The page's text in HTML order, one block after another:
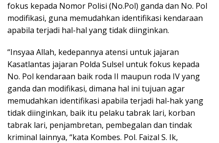
fokus kepada Nomor Polisi (No.Pol) ganda dan No. Pol
modifikasi, guna memudahkan identifikasi kendaraan
apabila terjadi hal-hal yang tidak diinginkan.
“Insyaa Allah, kedepannya atensi untuk jajaran
Kasatlantas jajaran Polda Sulsel untuk fokus kepada
No. Pol kendaraan baik roda II maupun roda IV yang
ganda dan modifikasi, dimana hal ini tujuan agar
memudahkan identifikasi apabila terjadi hal-hak yang
tidak diinginkan, baik itu pelaku tabrak lari, korban
tabrak lari, penjambretan, pembegalan dan tindak
kriminal lainnya, “kata Kombes. Pol. Faizal S. Ik,